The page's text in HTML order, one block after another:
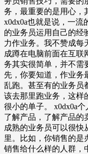
务，最重要的是用心，
x0dx0a也就是说，一
的业务员运用自己的经
力作业务。我不赞成每
成蹲在电脑前面在互联
务其实很简单，并不需
先，你要知道，作业务
乱跑。甚至有的业务员
该去那里跑业务，这样
很小的单子。 x0dx0a个
了解产品，了解产品的
成熟的业务员可以很快
里。比如，你销售的是
销售给什么样的人群，